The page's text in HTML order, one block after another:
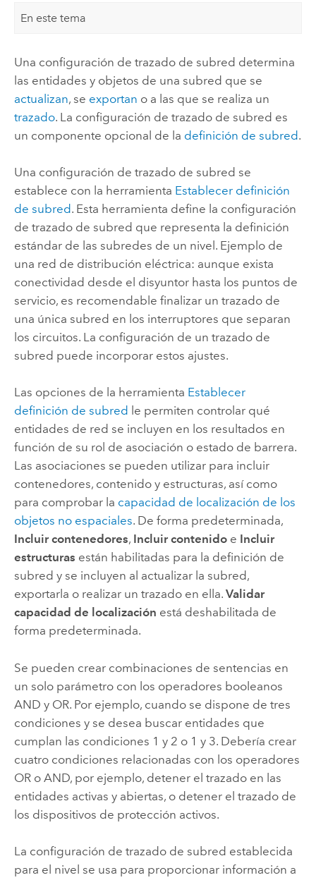
En este tema
Una configuración de trazado de subred determina
las entidades y objetos de una subred que se
actualizan, se exportan o a las que se realiza un
trazado. La configuración de trazado de subred es
un componente opcional de la definición de subred.
Una configuración de trazado de subred se
establece con la herramienta Establecer definición
de subred. Esta herramienta define la configuración
de trazado de subred que representa la definición
estándar de las subredes de un nivel. Ejemplo de
una red de distribución eléctrica: aunque exista
conectividad desde el disyuntor hasta los puntos de
servicio, es recomendable finalizar un trazado de
una única subred en los interruptores que separan
los circuitos. La configuración de un trazado de
subred puede incorporar estos ajustes.
Las opciones de la herramienta Establecer
definición de subred le permiten controlar qué
entidades de red se incluyen en los resultados en
función de su rol de asociación o estado de barrera.
Las asociaciones se pueden utilizar para incluir
contenedores, contenido y estructuras, así como
para comprobar la capacidad de localización de los
objetos no espaciales. De forma predeterminada,
Incluir contenedores, Incluir contenidoe Incluir
estructuras están habilitadas para la definición de
subred y se incluyen al actualizar la subred,
exportarla o realizar un trazado en ella. Validar
capacidad de localización está deshabilitada de
forma predeterminada.
Se pueden crear combinaciones de sentencias en
un solo parámetro con los operadores booleanos
AND y OR. Por ejemplo, cuando se dispone de tres
condiciones y se desea buscar entidades que
cumplan las condiciones 1 y 2 o 1 y 3. Debería crear
cuatro condiciones relacionadas con los operadores
OR o AND, por ejemplo, detener el trazado en las
entidades activas y abiertas, o detener el trazado de
los dispositivos de protección activos.
La configuración de trazado de subred establecida
para el nivel se usa para proporcionar información a